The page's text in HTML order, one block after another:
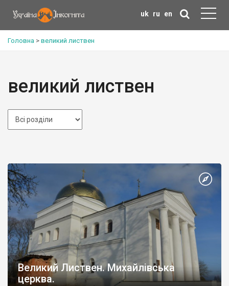
uk ru en
Головна > великий листвен
великий листвен
Великий Листвен. Михайлівська
церква.